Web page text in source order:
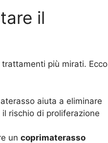
il
più mirati. Ecco
aiuta a eliminare
rischio di proliferazione
un coprimaterasso